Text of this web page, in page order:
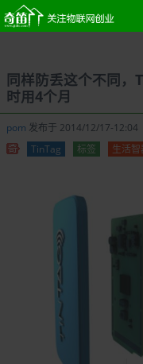
同样防丢这个不同
时用4个月
pom 发布于 2014/12/17-12:04
TinTag
标签 生活智